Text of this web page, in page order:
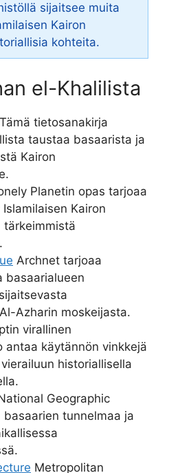
sijaitsee muita
Kairon
kohteita.
el-Khalilista
Tämä tietosanakirja
taustaa basaarista ja
Kairon
Planetin opas tarjoaa
Kairon
tärkeimmistä
Archnet tarjoaa
basaarialueen
Azharin moskeijasta.
virallinen
antaa käytännön vinkkejä
historiallisella
Geographic
basaarien tunnelmaa ja
Metropolitan